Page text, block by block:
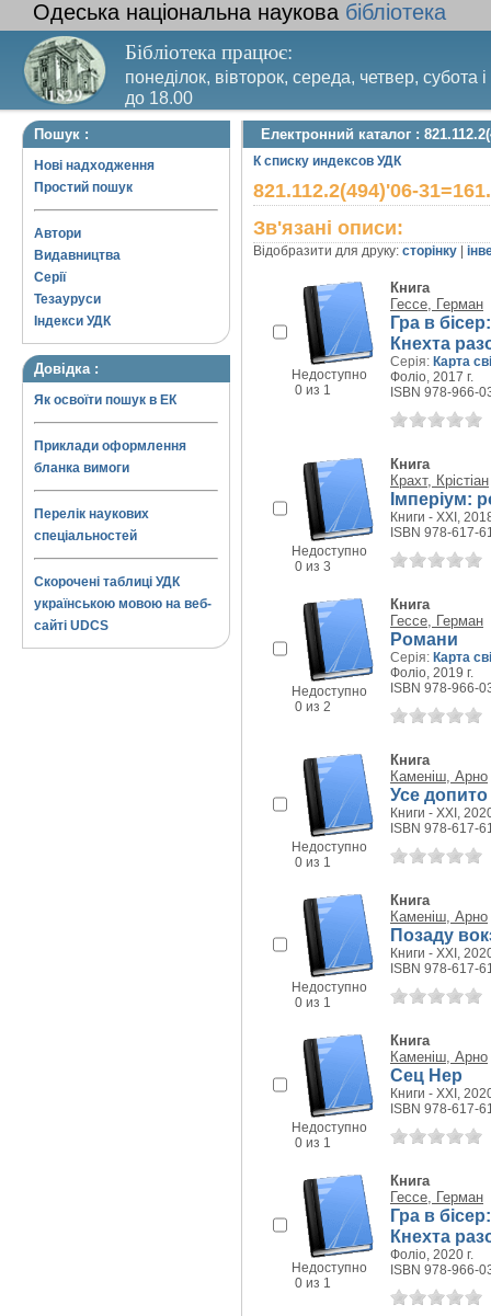
Одеська національна наукова бібліотека
Бібліотека працює:
понеділок, вівторок, середа, четвер, субота
до 18.00
Вихідний день – п’ятниця. Останній четвер
Пошук :
Нові надходження
Простий пошук
Автори
Видавництва
Серії
Тезауруси
Індекси УДК
Довідка :
Як освоїти пошук в ЕК
Приклади оформлення
бланка вимоги
Перелік наукових
спеціальностей
Скорочені таблиці УДК
українською мовою на веб-
сайті UDCS
Електронний каталог :
К списку индексов УДК
821.112.2(494)'06-
Зв'язані описи:
Відобразити для друку: сторінку
Недоступно
0 из 1
Книга
Гессе, Герман
Гра в
Кнехта
Серія: Карта
Фоліо, 2017 г.
ISBN 978-966-
Недоступно
0 из 3
Книга
Крахт, Крістіан
Імперіум:
Книги - XXI,
ISBN 978-617-
Недоступно
0 из 2
Книга
Гессе, Герман
Романи
Серія: Карта
Фоліо, 2019 г.
ISBN 978-966-
Недоступно
0 из 1
Книга
Каменіш, Арно
Усе допито
Книги - XXI,
ISBN 978-617-
Недоступно
0 из 1
Книга
Каменіш, Арно
Позаду
Книги - XXI,
ISBN 978-617-
Недоступно
0 из 1
Книга
Каменіш, Арно
Сец Нер
Книги - XXI,
ISBN 978-617-
Недоступно
0 из 1
Книга
Гессе, Герман
Гра в
Кнехта
Фоліо, 2020 г.
ISBN 978-966-